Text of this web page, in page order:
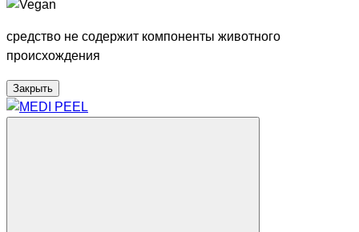
средство не содержит компоненты животного
происхождения
Закрыть